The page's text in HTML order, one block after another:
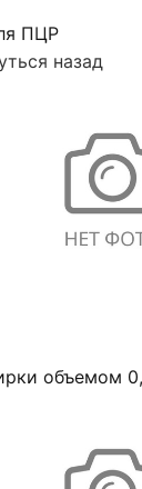
ПЦР
назад
объемом